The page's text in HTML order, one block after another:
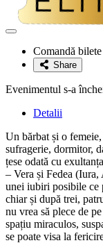
Adaugă
favoriteComandă bilete
Share
Evenimentul s-a
Detalii
Un bărbat și o
sufragerie, dormitor,
țese odată cu
– Vera și Fedea
unei iubiri posibile ce
chiar și după trei,
nu vrea să plece de
spațiu miraculos,
se poate visa la